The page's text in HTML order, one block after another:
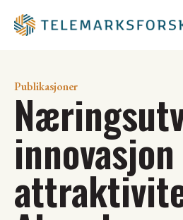
Publikasjoner